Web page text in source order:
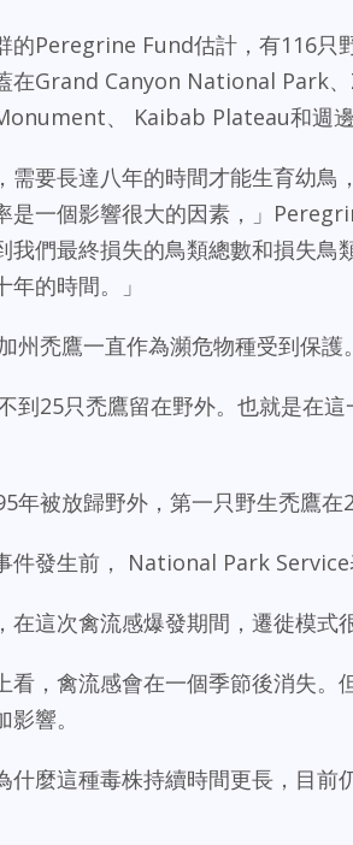
的Peregrine Fund估計，有116只
在Grand Canyon National Park
、 Kaibab Plateau和週邊
需要長達八年的時間才能生育幼
是一個影響很大的因素，」
我們最終損失的鳥類總數和損失鳥
的時間。」
州禿鷹一直作為瀕危物種受到保護。
到25只禿鷹留在野外。也就是在
年被放歸野外，第一只野生禿鷹在
件發生前， National Park Service
在這次禽流感爆發期間，遷徙模式
看，禽流感會在一個季節後消失。
響。
什麼這種毒株持續時間更長，目前